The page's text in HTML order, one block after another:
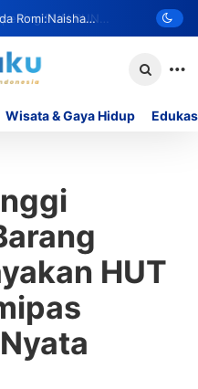
Ipda Romi:Naisha
Wakili INKANAS
Nasional
FUN RUN
LUA Siap Digelar,
Wisata & Gaya Hidup
HUT